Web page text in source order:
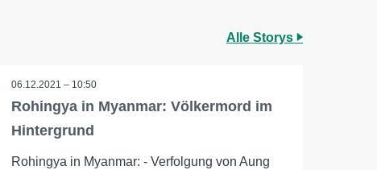
Alle Storys
06.12.2021 – 10:50
Rohingya in Myanmar: Völkermord im
Hintergrund
Rohingya in Myanmar: - Verfolgung von Aung